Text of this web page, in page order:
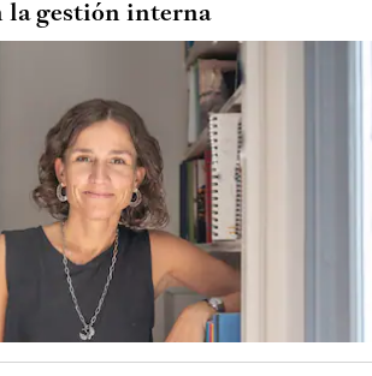
la gestión interna